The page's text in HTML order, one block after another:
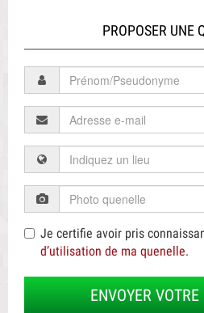
PROPOSER UNE
Je certifie avoir pris
d’utilisation de ma quenelle.
ENVOYER